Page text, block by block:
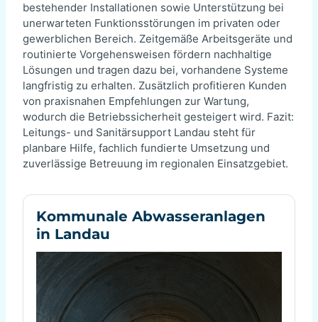
bestehender Installationen sowie Unterstützung bei
unerwarteten Funktionsstörungen im privaten oder
gewerblichen Bereich. Zeitgemäße Arbeitsgeräte und
routinierte Vorgehensweisen fördern nachhaltige
Lösungen und tragen dazu bei, vorhandene Systeme
langfristig zu erhalten. Zusätzlich profitieren Kunden
von praxisnahen Empfehlungen zur Wartung,
wodurch die Betriebssicherheit gesteigert wird. Fazit:
Leitungs- und Sanitärsupport Landau steht für
planbare Hilfe, fachlich fundierte Umsetzung und
zuverlässige Betreuung im regionalen Einsatzgebiet.
Kommunale Abwasseranlagen
in Landau